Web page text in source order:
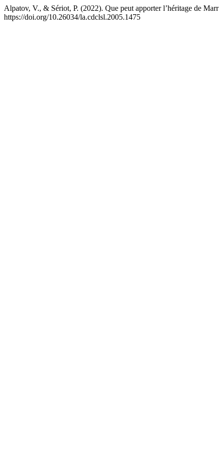
Alpatov, V., & Sériot, P. (2022). Que peut apporter l’héritage de
https://doi.org/10.26034/la.cdclsl.2005.1475